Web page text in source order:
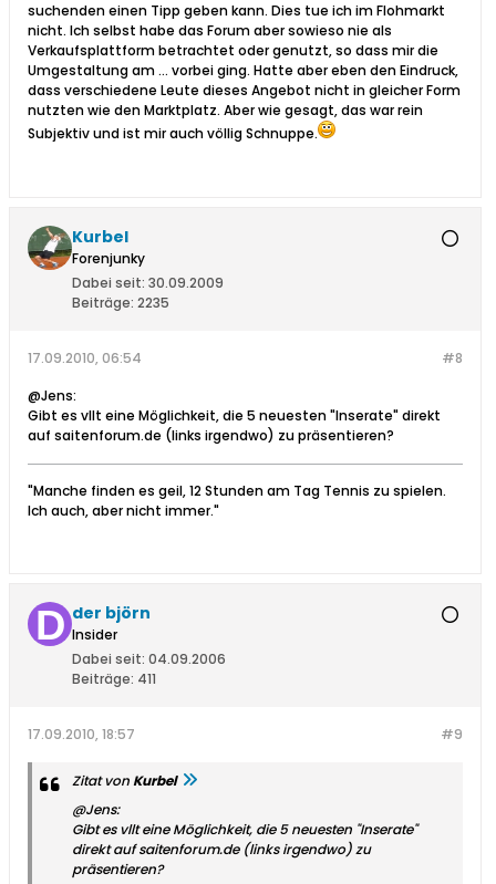
suchenden einen Tipp geben kann. Dies tue ich im Flohmarkt
nicht. Ich selbst habe das Forum aber sowieso nie als
Verkaufsplattform betrachtet oder genutzt, so dass mir die
Umgestaltung am … vorbei ging. Hatte aber eben den Eindruck,
dass verschiedene Leute dieses Angebot nicht in gleicher Form
nutzten wie den Marktplatz. Aber wie gesagt, das war rein
Subjektiv und ist mir auch völlig Schnuppe.
Kurbel
Forenjunky
Dabei seit: 30.09.2009
Beiträge: 2235
#8
17.09.2010, 06:54
@Jens:
Gibt es vllt eine Möglichkeit, die 5 neuesten "Inserate" direkt
auf saitenforum.de (links irgendwo) zu präsentieren?
"Manche finden es geil, 12 Stunden am Tag Tennis zu spielen.
Ich auch, aber nicht immer."
der björn
Insider
Dabei seit: 04.09.2006
Beiträge: 411
#9
17.09.2010, 18:57
Zitat vonKurbel
@Jens:
Gibt es vllt eine Möglichkeit, die 5 neuesten "Inserate"
direkt auf saitenforum.de (links irgendwo) zu
präsentieren?